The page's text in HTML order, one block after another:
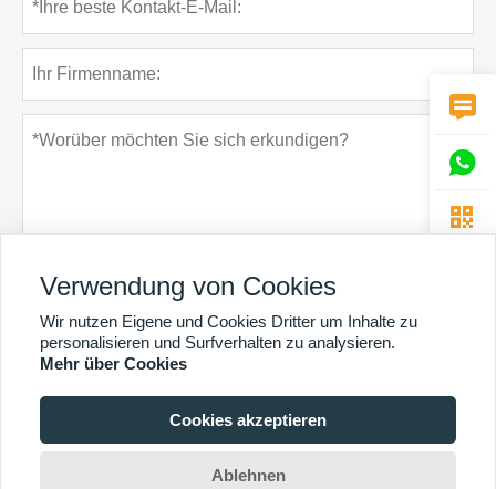
einreichen Datenschutz-Bestimmungen
MEHR DIENSTLEISTUNGEN
Copyright By © Guangzhou Chunke Environmental Technology Co. Ltd. E-Mail:



Verwendung von Cookies
Wir nutzen Eigene und Cookies Dritter um Inhalte zu
personalisieren und Surfverhalten zu analysieren.
Mehr über Cookies
Cookies akzeptieren
Ablehnen